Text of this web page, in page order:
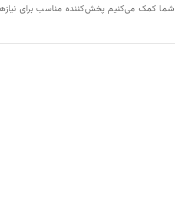
شما کمک می‌کنیم پخش‌کننده مناسب برای